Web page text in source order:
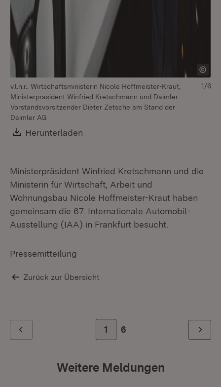
v.l.n.r.: Wirtschaftsministerin Nicole Hoffmeister-Kraut,
Ministerpräsident Winfried Kretschmann und Daimler-
Vorstandsvorsitzender Dieter Zetsche am Stand der
Daimler AG
Download:
Herunterladen
1/6
Ministerpräsident Winfried Kretschmann und die
Ministerin für Wirtschaft, Arbeit und
Wohnungsbau Nicole Hoffmeister-Kraut haben
gemeinsam die 67. Internationale Automobil-
Ausstellung (IAA) in Frankfurt besucht.
Pressemitteilung
Zurück zur Übersicht
Zur Seite
1 Zur letzten Seite
6 Weiter
Weitere Meldungen